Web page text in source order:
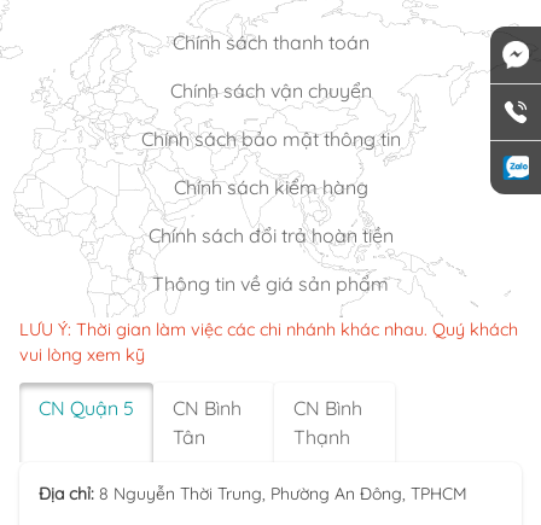
Chính sách thanh toán
Chính sách vận chuyển
Chính sách bảo mật thông tin
Chính sách kiểm hàng
Chính sách đổi trả hoàn tiền
Thông tin về giá sản phẩm
LƯU Ý: Thời gian làm việc các chi nhánh khác nhau. Quý khách
vui lòng xem kỹ
CN Quận 5
CN Bình
Tân
CN Bình
Thạnh
Địa chỉ: 8 Nguyễn Thời Trung, Phường An Đông, TPHCM